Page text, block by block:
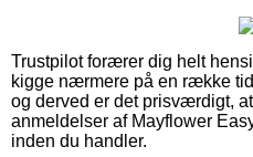
Trustpilot forærer dig helt
kigge nærmere på en række
og derved er det prisværdigt,
anmeldelser af Mayflower
inden du handler.